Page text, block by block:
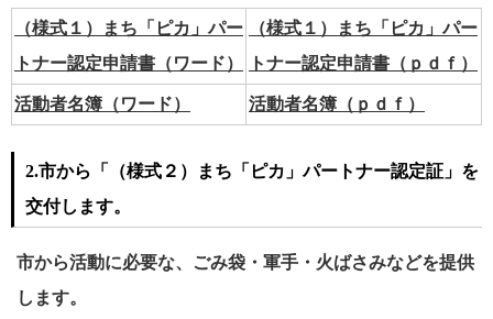
（様式１）まち「ピカ」パー
トナー認定申請書（ワード）
（様式１）まち「ピカ」パー
トナー認定申請書（ｐｄｆ）
活動者名簿（ワード） 活動者名簿（ｐｄｆ）
2.市から「（様式２）まち「ピカ」パートナー認定証」を
交付します。
市から活動に必要な、ごみ袋・軍手・火ばさみなどを提供
します。